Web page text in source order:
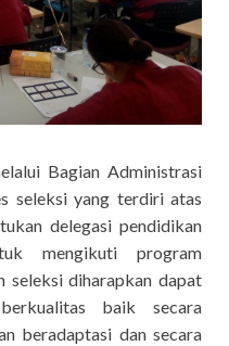
Bagian Administrasi
seleksi yang terdiri atas
delegasi pendidikan
mengikuti program
diharapkan dapat
baik secara
beradaptasi dan secara